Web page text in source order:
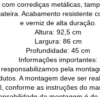
com corrediças metálicas,
Acabamento resistente
e verniz de alta duração.
Altura: 92,5 cm
Largura: 86 cm
Profundidade: 45 cm
Informações importantes:
pela
A montagem deve ser
conforme as instruções do